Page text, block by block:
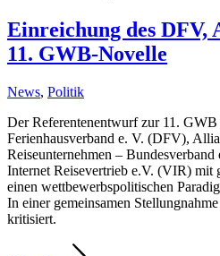
Einreichung des DFV,
11. GWB-Novelle
News, Politik
Der Referentenentwurf zur 11.
Ferienhausverband e. V. (DFV),
Reiseunternehmen –
Internet Reisevertrieb e.V. (VIR) mit
einen wettbewerbspolitischen
In einer gemeinsamen
kritisiert.